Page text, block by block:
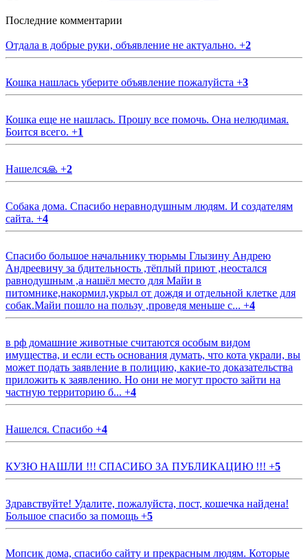
Последние комментарии
Отдала в добрые руки, объявление не актуально. +2
Кошка нашлась уберите объявление пожалуйста +3
Кошка еще не нашлась. Прошу все помочь. Она нелюдимая.
Боится всего. +1
Нашелся🙏 +2
Собака дома. Спасибо неравнодушным людям. И создателям
сайта. +4
Спасибо большое начальнику тюрьмы Глызину Андрею
Андреевичу за бдительность ,тёплый приют ,неостался
равнодушным ,а нашёл место для Майи в
питомнике,накормил,укрыл от дождя и отдельной клетке для
собак.Майи пошло на пользу ,проведя меньше с... +4
в рф домашние животные считаются особым видом
имущества, и если есть основания думать, что кота украли, вы
может подать заявление в полицию, какие-то доказательства
приложить к заявлению. Но они не могут просто зайти на
частную территорию б... +4
Нашелся. Спасибо +4
КУЗЮ НАШЛИ !!! СПАСИБО ЗА ПУБЛИКАЦИЮ !!! +5
Здравствуйте! Удалите, пожалуйста, пост, кошечка найдена!
Большое спасибо за помощь +5
Мопсик дома, спасибо сайту и прекрасным людям. Которые